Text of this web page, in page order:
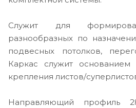
Служит для
разнообразных по
подвесных потолков,
Каркас служит
крепления листов/
Направляющий профиль